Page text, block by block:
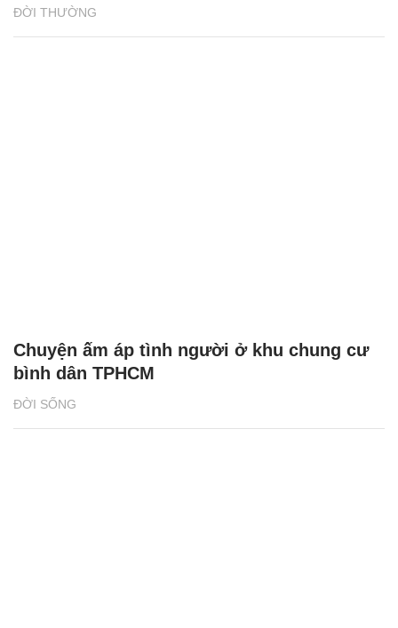
ĐỜI THƯỜNG
ĐỜI SỐNG
Chuyện ấm áp tình người ở khu chung cư
bình dân TPHCM